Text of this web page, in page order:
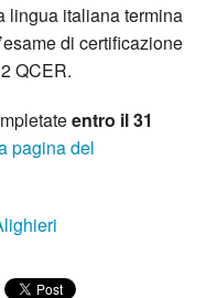
lingua italiana termina
di certificazione
QCER.
entro il 31
pagina del